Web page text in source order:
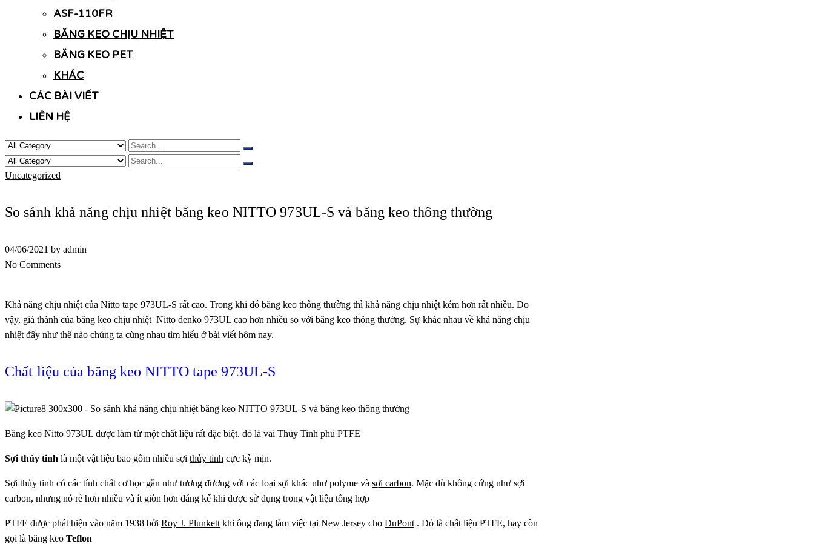
ASF-110FR
BĂNG KEO CHỊU NHIỆT
BĂNG KEO PET
KHÁC
CÁC BÀI VIẾT
LIÊN HỆ
Uncategorized
So sánh khả năng chịu nhiệt băng keo NITTO 973UL-S và băng keo thông thường
04/06/2021 by admin
No Comments
Khả năng chịu nhiệt của Nitto tape 973UL-S rất cao. Trong khi đó băng keo thông thường thì khả năng chịu nhiệt kém hơn rất nhiều. Do
vậy, giá thành của băng keo chịu nhiệt Nitto denko 973UL cao hơn nhiều so với băng keo thông thường. Sự khác nhau về khả năng chịu
nhiệt đấy như thế nào chúng ta cùng nhau tìm hiểu ở bài viết hôm nay.
Chất liệu của băng keo NITTO tape 973UL-S
Băng keo Nitto 973UL được làm từ một chất liệu rất đặc biệt. đó là vải Thủy Tinh phủ PTFE
Sợi thủy tinh là một vật liệu bao gồm nhiều sợi thủy tinh cực kỳ mịn.
Sợi thủy tinh có các tính chất cơ học gần như tương đương với các loại sợi khác như polyme và sợi carbon. Mặc dù không cứng như sợi
carbon, nhưng nó rẻ hơn nhiều và ít giòn hơn đáng kể khi được sử dụng trong vật liệu tổng hợp
PTFE được phát hiện vào năm 1938 bởi Roy J. Plunkett khi ông đang làm việc tại New Jersey cho DuPont . Đó là chất liệu PTFE, hay còn
gọi là băng keo Teflon